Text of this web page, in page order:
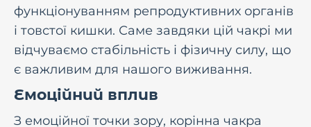
функціонуванням репродуктивних органів
і товстої кишки. Саме завдяки цій чакрі ми
відчуваємо стабільність і фізичну силу, що
є важливим для нашого виживання.
Емоційний вплив
З емоційної точки зору, корінна чакра